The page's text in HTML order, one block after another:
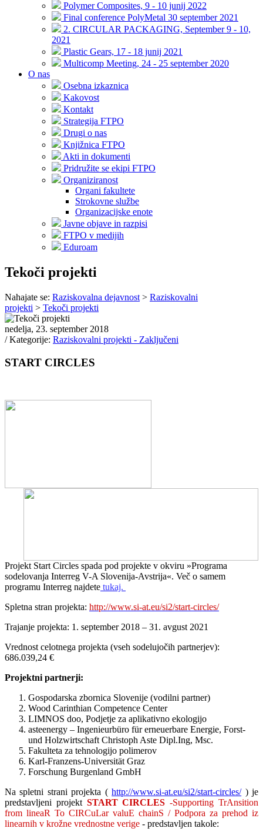
Polymer Composites, 9 - 10 junij 2022
Final conference PolyMetal 30 september 2021
2. CIRCULAR PACKAGING, September 9 - 10,
2021
Plastic Gears, 17 - 18 junij 2021
Multicomp Meeting, 24 - 25 september 2020
O nas
Osebna izkaznica
Kakovost
Kontakt
Strategija FTPO
Drugi o nas
Knjižnica FTPO
Akti in dokumenti
Pridružite se ekipi FTPO
Organiziranost
Organi fakultete
Strokovne službe
Organizacijske enote
Javne objave in razpisi
FTPO v medijih
Eduroam
Tekoči projekti
Nahajate se: Raziskovalna dejavnost > Raziskovalni
projekti > Tekoči projekti
nedelja, 23. september 2018
/ Kategorije: Raziskovalni projekti - Zaključeni
START CIRCLES
Projekt Start Circles spada pod projekte v okviru »Programa
sodelovanja Interreg V-A Slovenija-Avstrija«. Več o samem
programu Interreg najdete tukaj.
Spletna stran projekta: http://www.si-at.eu/si2/start-circles/
Trajanje projekta: 1. september 2018 – 31. avgust 2021
Vrednost celotnega projekta (vseh sodelujočih partnerjev):
686.039,24 €
Projektni partnerji:
Gospodarska zbornica Slovenije (vodilni partner)
Wood Carinthian Competence Center
LIMNOS doo, Podjetje za aplikativno ekologijo
asteenergy – Ingenieurbüro für erneuerbare Energie, Forst-
und Holzwirtschaft Christoph Aste Dipl.Ing, Msc.
Fakulteta za tehnologijo polimerov
Karl-Franzens-Universität Graz
Forschung Burgenland GmbH
Na spletni strani projekta (http://www.si-at.eu/si2/start-circles/) je
predstavljeni projekt START CIRCLES -Supporting TrAnsition
from lineaR To CIRCuLar valuE chainS / Podpora za prehod iz
linearnih v krožne vrednostne verige - predstavljen takole: